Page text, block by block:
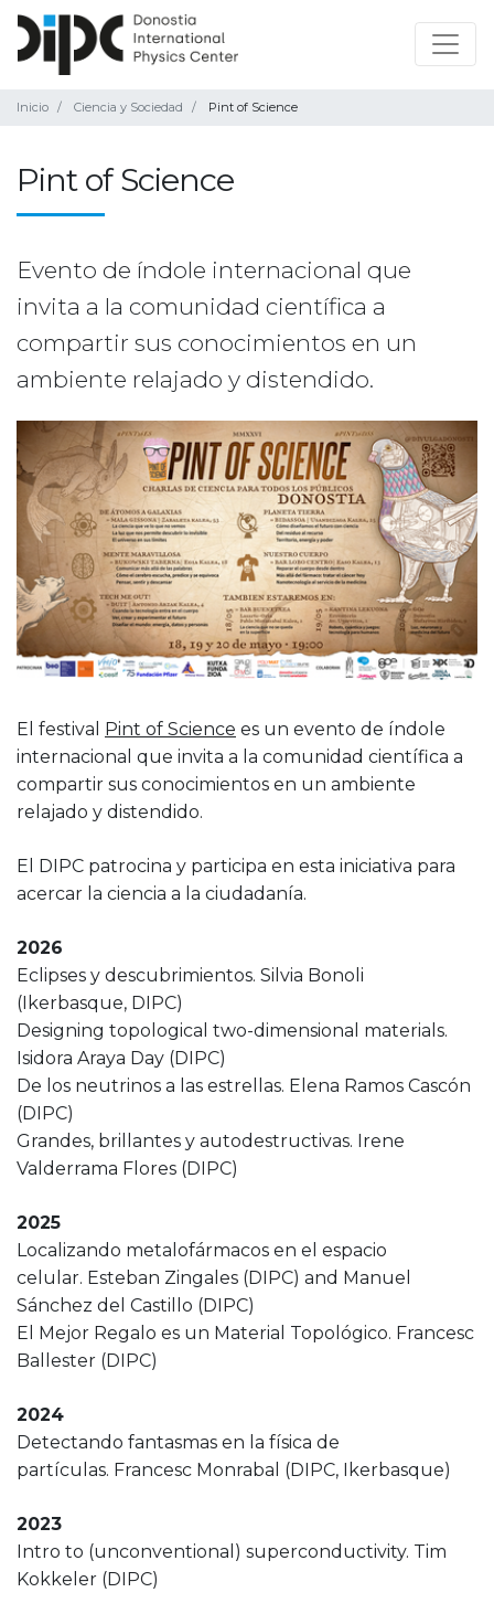
Inicio Ciencia y Sociedad Pint of Science
Pint of Science
Evento de índole internacional que
invita a la comunidad científica a
compartir sus conocimientos en un
ambiente relajado y distendido.
El festival Pint of Science es un evento de índole
internacional que invita a la comunidad científica a
compartir sus conocimientos en un ambiente
relajado y distendido.
El DIPC patrocina y participa en esta iniciativa para
acercar la ciencia a la ciudadanía.
2026
Eclipses y descubrimientos. Silvia Bonoli
(Ikerbasque, DIPC)
Designing topological two-dimensional materials.
Isidora Araya Day (DIPC)
De los neutrinos a las estrellas. Elena Ramos Cascón
(DIPC)
Grandes, brillantes y autodestructivas. Irene
Valderrama Flores (DIPC)
2025
Localizando metalofármacos en el espacio
celular. Esteban Zingales (DIPC) and Manuel
Sánchez del Castillo (DIPC)
El Mejor Regalo es un Material Topológico. Francesc
Ballester (DIPC)
2024
Detectando fantasmas en la física de
partículas. Francesc Monrabal (DIPC, Ikerbasque)
2023
Intro to (unconventional) superconductivity. Tim
Kokkeler (DIPC)